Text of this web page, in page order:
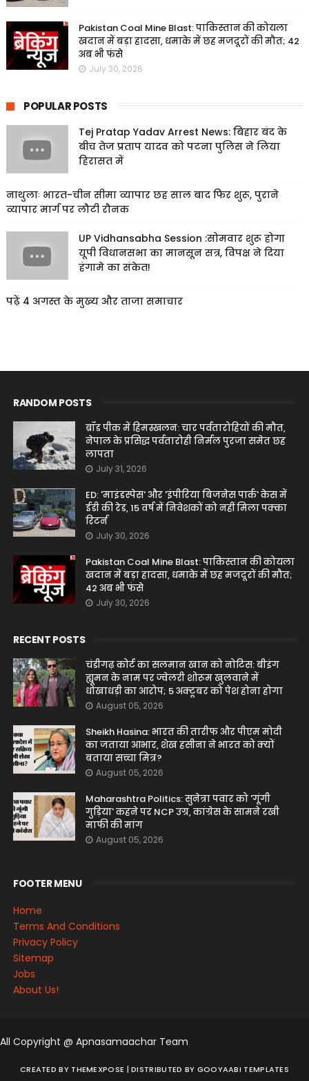
Pakistan Coal Mine Blast: पाकिस्तान की कोयला
खदान में बड़ा हादसा, धमाके में छह मजदूरों की मौत; 42
अब भी फंसे
July 30, 2026
POPULAR POSTS
Tej Pratap Yadav Arrest News: बिहार बंद के
बीच तेज प्रताप यादव को पटना पुलिस ने लिया
हिरासत में
नाथुलाः भारत-चीन सीमा व्यापार छह साल बाद फिर शुरू, पुराने
व्यापार मार्ग पर लौटी रौनक
UP Vidhansabha Session :सोमवार शुरू होगा
यूपी विधानसभा का मानसून सत्र, विपक्ष ने दिया
हंगामे का संकेत!
पढ़ें 4 अगस्त के मुख्य और ताजा समाचार
RANDOM POSTS
ब्रॉड पीक में हिमस्खलन: चार पर्वतारोहियों की मौत,
नेपाल के प्रसिद्ध पर्वतारोही निर्मल पुरजा समेत छह
लापता
July 31, 2026
ED: 'माइंडस्पेस' और 'इंपीरिया बिजनेस पार्क' केस में
ईडी की रेड, 15 वर्ष में निवेशकों को नहीं मिला पक्का
रिटर्न
July 30, 2026
Pakistan Coal Mine Blast: पाकिस्तान की कोयला
खदान में बड़ा हादसा, धमाके में छह मजदूरों की मौत;
42 अब भी फंसे
July 30, 2026
RECENT POSTS
चंडीगढ़ कोर्ट का सलमान खान को नोटिस: बीइंग
ह्यूमन के नाम पर ज्वेलरी शोरूम खुलवाने में
धोखाधड़ी का आरोप; 5 अक्टूबर को पेश होना होगा
August 05, 2026
Sheikh Hasina: भारत की तारीफ और पीएम मोदी
का जताया आभार, शेख हसीना ने भारत को क्यों
बताया सच्चा मित्र?
August 05, 2026
Maharashtra Politics: सुनेत्रा पवार को 'गूंगी
गुड़िया' कहने पर NCP उग्र, कांग्रेस के सामने रखी
माफी की मांग
August 05, 2026
FOOTER MENU
Home
Terms And Conditions
Privacy Policy
Sitemap
Jobs
About Us!
All Copyright @ Apnasamaachar Team
CREATED BY THEMEXPOSE | DISTRIBUTED BY GOOYAABI TEMPLATES